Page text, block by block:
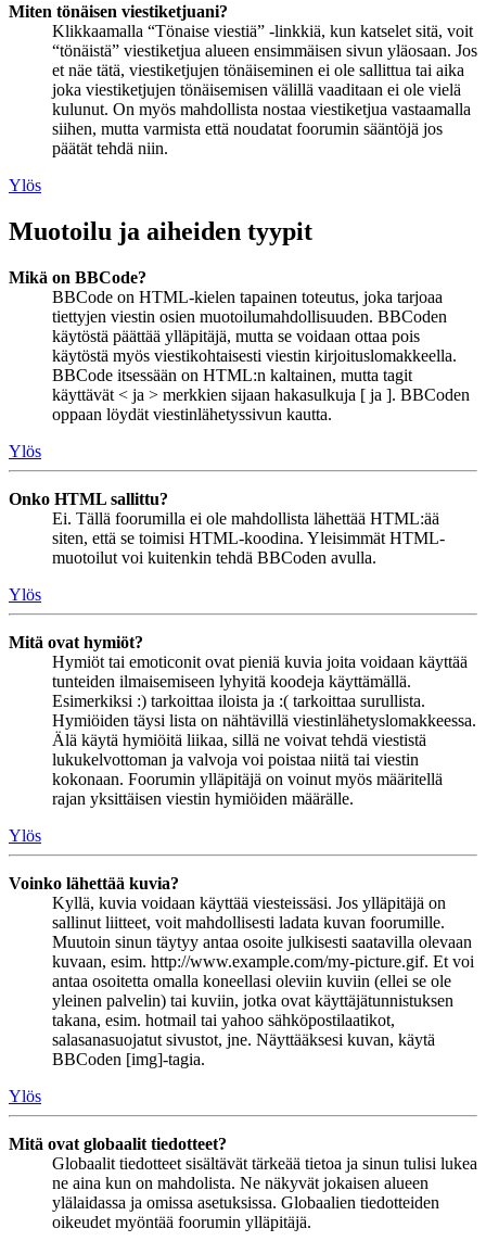
Miten tönäisen viestiketjuani?
Klikkaamalla “Tönaise viestiä” -linkkiä, kun katselet sitä, voit
“tönäistä” viestiketjua alueen ensimmäisen sivun yläosaan. Jos
et näe tätä, viestiketjujen tönäiseminen ei ole sallittua tai aika
joka viestiketjujen tönäisemisen välillä vaaditaan ei ole vielä
kulunut. On myös mahdollista nostaa viestiketjua vastaamalla
siihen, mutta varmista että noudatat foorumin sääntöjä jos
päätät tehdä niin.
Ylös
Muotoilu ja aiheiden tyypit
Mikä on BBCode?
BBCode on HTML-kielen tapainen toteutus, joka tarjoaa
tiettyjen viestin osien muotoilumahdollisuuden. BBCoden
käytöstä päättää ylläpitäjä, mutta se voidaan ottaa pois
käytöstä myös viestikohtaisesti viestin kirjoituslomakkeella.
BBCode itsessään on HTML:n kaltainen, mutta tagit
käyttävät < ja > merkkien sijaan hakasulkuja [ ja ]. BBCoden
oppaan löydät viestinlähetyssivun kautta.
Ylös
Onko HTML sallittu?
Ei. Tällä foorumilla ei ole mahdollista lähettää HTML:ää
siten, että se toimisi HTML-koodina. Yleisimmät HTML-
muotoilut voi kuitenkin tehdä BBCoden avulla.
Ylös
Mitä ovat hymiöt?
Hymiöt tai emoticonit ovat pieniä kuvia joita voidaan käyttää
tunteiden ilmaisemiseen lyhyitä koodeja käyttämällä.
Esimerkiksi :) tarkoittaa iloista ja :( tarkoittaa surullista.
Hymiöiden täysi lista on nähtävillä viestinlähetyslomakkeessa.
Älä käytä hymiöitä liikaa, sillä ne voivat tehdä viestistä
lukukelvottoman ja valvoja voi poistaa niitä tai viestin
kokonaan. Foorumin ylläpitäjä on voinut myös määritellä
rajan yksittäisen viestin hymiöiden määrälle.
Ylös
Voinko lähettää kuvia?
Kyllä, kuvia voidaan käyttää viesteissäsi. Jos ylläpitäjä on
sallinut liitteet, voit mahdollisesti ladata kuvan foorumille.
Muutoin sinun täytyy antaa osoite julkisesti saatavilla olevaan
kuvaan, esim. http://www.example.com/my-picture.gif. Et voi
antaa osoitetta omalla koneellasi oleviin kuviin (ellei se ole
yleinen palvelin) tai kuviin, jotka ovat käyttäjätunnistuksen
takana, esim. hotmail tai yahoo sähköpostilaatikot,
salasanasuojatut sivustot, jne. Näyttääksesi kuvan, käytä
BBCoden [img]-tagia.
Ylös
Mitä ovat globaalit tiedotteet?
Globaalit tiedotteet sisältävät tärkeää tietoa ja sinun tulisi lukea
ne aina kun on mahdolista. Ne näkyvät jokaisen alueen
ylälaidassa ja omissa asetuksissa. Globaalien tiedotteiden
oikeudet myöntää foorumin ylläpitäjä.